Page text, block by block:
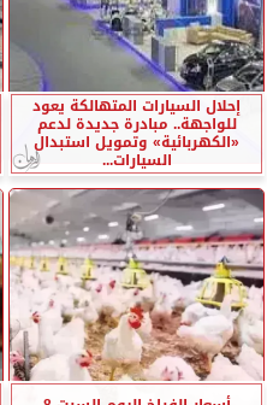
إحلال السيارات المتهالكة يعود
للواجهة.. مبادرة جديدة لدعم
«الكهربائية» وتمويل استبدال
السيارات...